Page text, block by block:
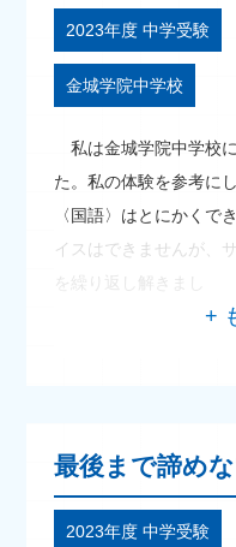
2023年度 中学受験
金城学院中学校
私は金城学院中学校
た。私の体験を参考に
〈国語〉はとにかくで
イスはできませんが、
を繰り返し解きまし
最後まで諦め
2023年度 中学受験